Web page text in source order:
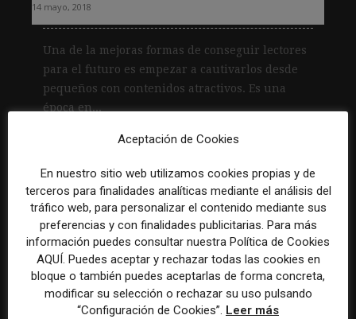
14 mayo, 2018
Una de la mejoras formas de conseguir lectores
para el futuro es empezar a cautivarlos desde
pequeños con contenidos atractivos. Es una
época en...
Becario/a de redes sociales y
creación de contenidos
Madrid ASE Athletics Híbrido Prácticas
Aceptación de Cookies
En nuestro sitio web utilizamos cookies propias y de
terceros para finalidades analíticas mediante el análisis del
tráfico web, para personalizar el contenido mediante sus
preferencias y con finalidades publicitarias. Para más
información puedes consultar nuestra Política de Cookies
AQUÍ. Puedes aceptar y rechazar todas las cookies en
bloque o también puedes aceptarlas de forma concreta,
modificar su selección o rechazar su uso pulsando
“Configuración de Cookies”. Leer más